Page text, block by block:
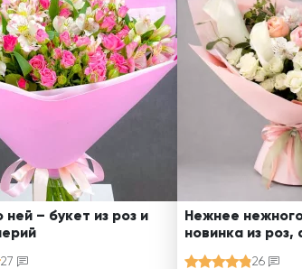
– букет из роз и
27
Нежнее
новинка из роз,
26